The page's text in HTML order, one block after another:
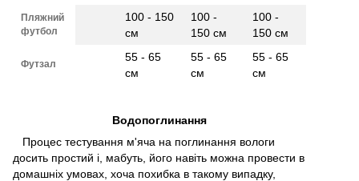
Пляжний
футбол
100 - 150
см
100 -
150 см
100 -
150 см
Футзал
55 - 65
см
55 - 65
см
55 - 65
см
Водопоглинання
Процес тестування м'яча на поглинання вологи
досить простий і, мабуть, його навіть можна провести в
домашніх умовах, хоча похибка в такому випадку,